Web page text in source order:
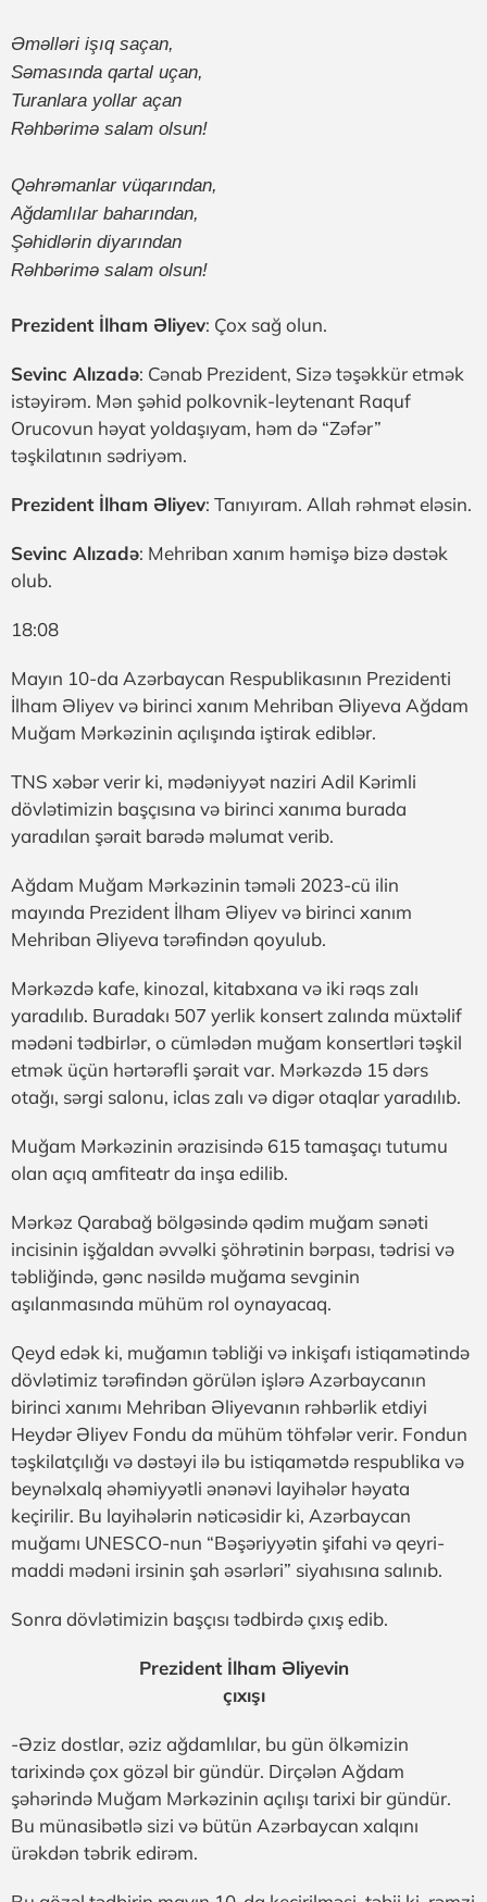
Əməlləri işıq saçan,
Səmasında qartal uçan,
Turanlara yollar açan
Rəhbərimə salam olsun!
Qəhrəmanlar vüqarından,
Ağdamlılar baharından,
Şəhidlərin diyarından
Rəhbərimə salam olsun!
Prezident İlham Əliyev: Çox sağ olun.
Sevinc Alızadə: Cənab Prezident, Sizə təşəkkür etmək
istəyirəm. Mən şəhid polkovnik-leytenant Raquf
Orucovun həyat yoldaşıyam, həm də “Zəfər”
təşkilatının sədriyəm.
Prezident İlham Əliyev: Tanıyıram. Allah rəhmət eləsin.
Sevinc Alızadə: Mehriban xanım həmişə bizə dəstək
olub.
18:08
Mayın 10-da Azərbaycan Respublikasının Prezidenti
İlham Əliyev və birinci xanım Mehriban Əliyeva Ağdam
Muğam Mərkəzinin açılışında iştirak ediblər.
TNS xəbər verir ki, mədəniyyət naziri Adil Kərimli
dövlətimizin başçısına və birinci xanıma burada
yaradılan şərait barədə məlumat verib.
Ağdam Muğam Mərkəzinin təməli 2023-cü ilin
mayında Prezident İlham Əliyev və birinci xanım
Mehriban Əliyeva tərəfindən qoyulub.
Mərkəzdə kafe, kinozal, kitabxana və iki rəqs zalı
yaradılıb. Buradakı 507 yerlik konsert zalında müxtəlif
mədəni tədbirlər, o cümlədən muğam konsertləri təşkil
etmək üçün hərtərəfli şərait var. Mərkəzdə 15 dərs
otağı, sərgi salonu, iclas zalı və digər otaqlar yaradılıb.
Muğam Mərkəzinin ərazisində 615 tamaşaçı tutumu
olan açıq amfiteatr da inşa edilib.
Mərkəz Qarabağ bölgəsində qədim muğam sənəti
incisinin işğaldan əvvəlki şöhrətinin bərpası, tədrisi və
təbliğində, gənc nəsildə muğama sevginin
aşılanmasında mühüm rol oynayacaq.
Qeyd edək ki, muğamın təbliği və inkişafı istiqamətində
dövlətimiz tərəfindən görülən işlərə Azərbaycanın
birinci xanımı Mehriban Əliyevanın rəhbərlik etdiyi
Heydər Əliyev Fondu da mühüm töhfələr verir. Fondun
təşkilatçılığı və dəstəyi ilə bu istiqamətdə respublika və
beynəlxalq əhəmiyyətli ənənəvi layihələr həyata
keçirilir. Bu layihələrin nəticəsidir ki, Azərbaycan
muğamı UNESCO-nun “Bəşəriyyətin şifahi və qeyri-
maddi mədəni irsinin şah əsərləri” siyahısına salınıb.
Sonra dövlətimizin başçısı tədbirdə çıxış edib.
Prezident İlham Əliyevin
çıxışı
-Əziz dostlar, əziz ağdamlılar, bu gün ölkəmizin
tarixində çox gözəl bir gündür. Dirçələn Ağdam
şəhərində Muğam Mərkəzinin açılışı tarixi bir gündür.
Bu münasibətlə sizi və bütün Azərbaycan xalqını
ürəkdən təbrik edirəm.